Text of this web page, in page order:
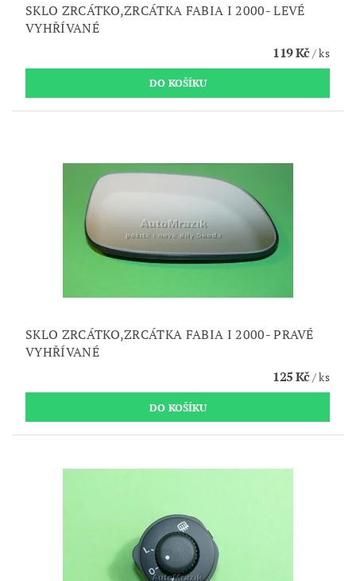
SKLO ZRCÁTKO,ZRCÁTKA FABIA I 2000- LEVÉ
VYHŘÍVANÉ
119 Kč/ ks
SKLO ZRCÁTKO,ZRCÁTKA FABIA I 2000- PRAVÉ
VYHŘÍVANÉ
125 Kč/ ks